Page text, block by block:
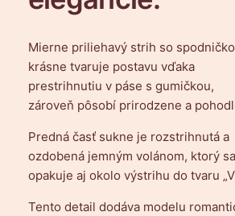
k
e
t
i
n
o
m
v
Mierne priliehavý strih so
krásne tvaruje postavu vďaka
prestrihnutiu v páse s gumičkou,
zároveň pôsobí prirodzene a
Predná časť sukne je rozstrihnutá a
ozdobená jemným volánom, ktorý sa
opakuje aj okolo výstrihu do tvaru
Tento detail dodáva modelu